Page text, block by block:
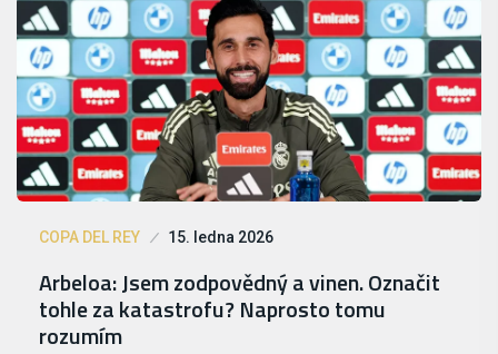
COPA DEL REY 15. ledna 2026
Arbeloa: Jsem zodpovědný a vinen. Označit
tohle za katastrofu? Naprosto tomu
rozumím